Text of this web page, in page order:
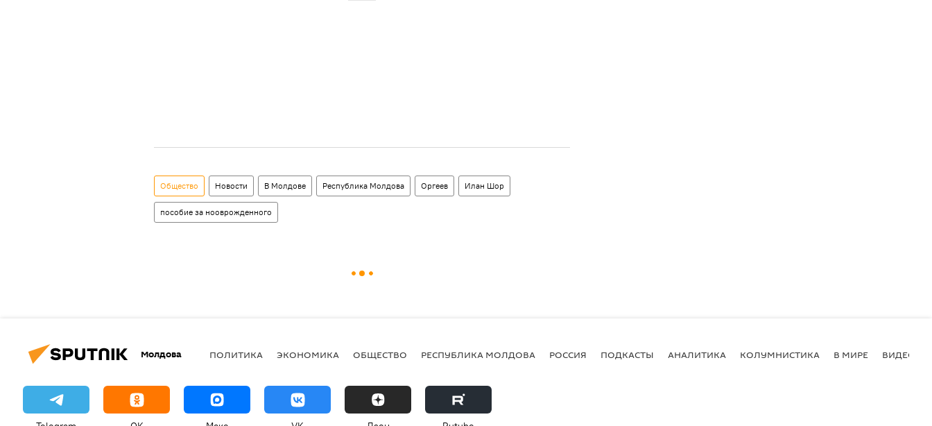
Общество Новости В Молдове Республика Молдова Оргеев Илан Шор
пособие за нооврожденного
Молдова ПОЛИТИКА ЭКОНОМИКА ОБЩЕСТВО РЕСПУБЛИКА МОЛДОВА РОССИЯ ПОДКАСТЫ АНАЛИТИКА КОЛУМНИСТИКА В МИРЕ ВИДЕО